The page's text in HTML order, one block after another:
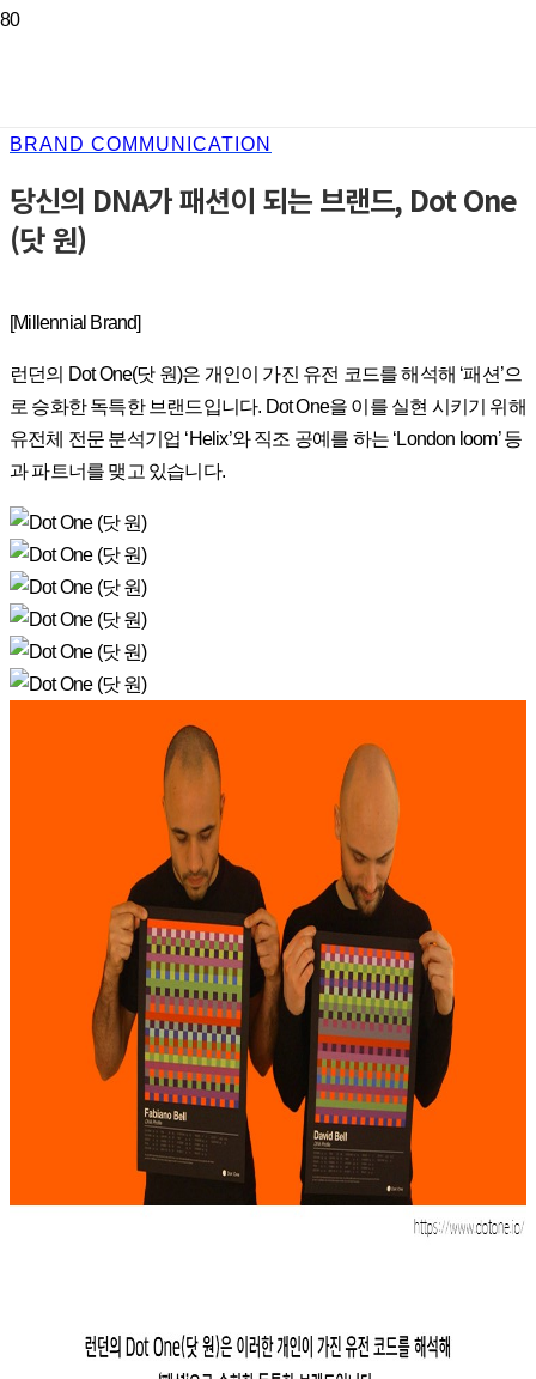
BRAND COMMUNICATION
당신의 DNA가 패션이 되는 브랜드, Dot One
(닷 원)
[Millennial Brand]
런던의 Dot One(닷 원)은 개인이 가진 유전 코드를 해석해 ‘패션’으
로 승화한 독특한 브랜드입니다. Dot One을 이를 실현 시키기 위해
유전체 전문 분석기업 ‘Helix’와 직조 공예를 하는 ‘London loom’ 등
과 파트너를 맺고 있습니다.